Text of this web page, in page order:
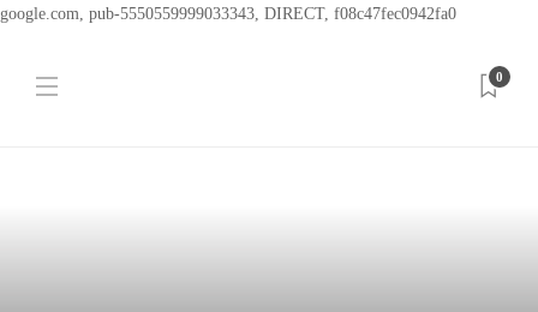
google.com, pub-5550559999033343, DIRECT, f08c47fec0942fa0
0